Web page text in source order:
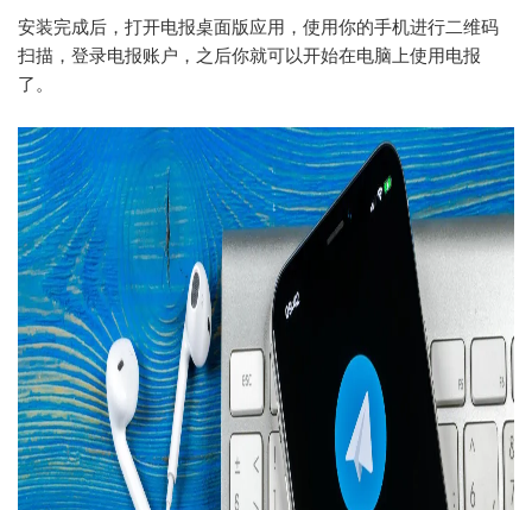
安装完成后，打开电报桌面版应用，使用你的手机进行二维码
扫描，登录电报账户，之后你就可以开始在电脑上使用电报
了。